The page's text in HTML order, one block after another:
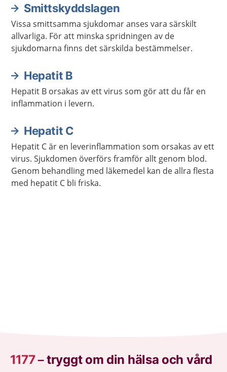
Smittskyddslagen
Vissa smittsamma sjukdomar anses vara särskilt
allvarliga. För att minska spridningen av de
sjukdomarna finns det särskilda bestämmelser.
Hepatit B
Hepatit B orsakas av ett virus som gör att du får en
inflammation i levern.
Hepatit C
Hepatit C är en leverinflammation som orsakas av ett
virus. Sjukdomen överförs framför allt genom blod.
Genom behandling med läkemedel kan de allra flesta
med hepatit C bli friska.
1177–tryggt om din hälsa och vård